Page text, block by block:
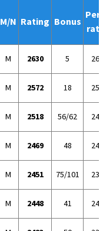
M/N Rating Bonus
M 2630 5
M 2572 18
M 2518 56/62
M 2469 48
M 2451 75/101
M 2448 41